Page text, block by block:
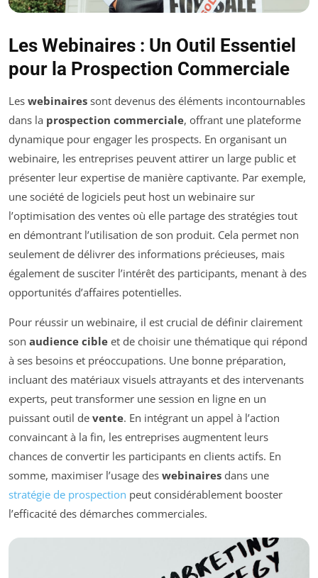
Les Webinaires : Un Outil Essentiel
pour la Prospection Commerciale
Les webinaires sont devenus des éléments incontournables
dans la prospection commerciale, offrant une plateforme
dynamique pour engager les prospects. En organisant un
webinaire, les entreprises peuvent attirer un large public et
présenter leur expertise de manière captivante. Par exemple,
une société de logiciels peut host un webinaire sur
l’optimisation des ventes où elle partage des stratégies tout
en démontrant l’utilisation de son produit. Cela permet non
seulement de délivrer des informations précieuses, mais
également de susciter l’intérêt des participants, menant à des
opportunités d’affaires potentielles.
Pour réussir un webinaire, il est crucial de définir clairement
son audience cible et de choisir une thématique qui répond
à ses besoins et préoccupations. Une bonne préparation,
incluant des matériaux visuels attrayants et des intervenants
experts, peut transformer une session en ligne en un
puissant outil de vente. En intégrant un appel à l’action
convaincant à la fin, les entreprises augmentent leurs
chances de convertir les participants en clients actifs. En
somme, maximiser l’usage des webinaires dans une
stratégie de prospection peut considérablement booster
l’efficacité des démarches commerciales.